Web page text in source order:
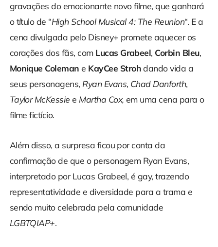
gravações do emocionante novo filme, que ganhará
o título de “High School Musical 4: The Reunion“. E a
cena divulgada pelo Disney+ promete aquecer os
corações dos fãs, com Lucas Grabeel, Corbin Bleu,
Monique Coleman e KayCee Strohdando vida a
seus personagens, Ryan Evans, Chad Danforth,
Taylor McKessiee Martha Cox, em uma cena para o
filme fictício.
Além disso, a surpresa ficou por conta da
confirmação de que o personagem Ryan Evans,
interpretado por Lucas Grabeel, é gay, trazendo
representatividade e diversidade para a trama e
sendo muito celebrada pela comunidade
LGBTQIAP+.